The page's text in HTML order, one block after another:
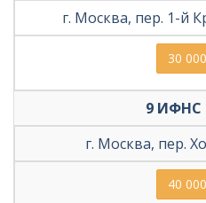
г. Москва, пер. 1-й
30
9
г. Москва, пер.
40